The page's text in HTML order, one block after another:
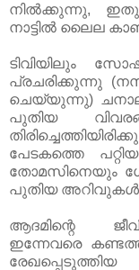
നിൽക്കുന്നു,
നാട്ടിൽ ലൈല
ടിവിയിലും
പ്രചരിക്കുന്നു
ചെയ്യുന്നു)
പുതിയ
പേടകത്തെ
തോമസിനെയും
പുതിയ അറിവുകൾ
ആദമിന്റെ
ഇന്നേവരെ